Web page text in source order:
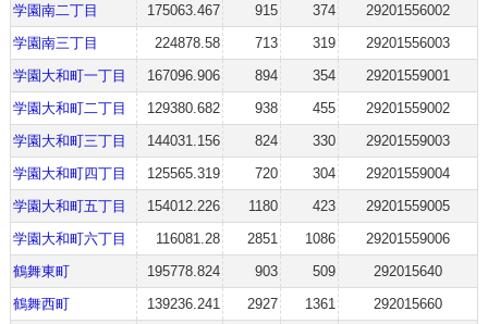
学園南二丁目
175063.467 915 374
29201556002
学園南三丁目
224878.58 713 319
29201556003
学園大和町一丁目
167096.906 894 354
29201559001
学園大和町二丁目
129380.682 938 455
29201559002
学園大和町三丁目
144031.156 824 330
29201559003
学園大和町四丁目
125565.319 720 304
29201559004
学園大和町五丁目
154012.226 1180 423
29201559005
学園大和町六丁目
116081.28 2851 1086
29201559006
鶴舞東町
195778.824 903 509
292015640
鶴舞西町
139236.241 2927 1361
292015660